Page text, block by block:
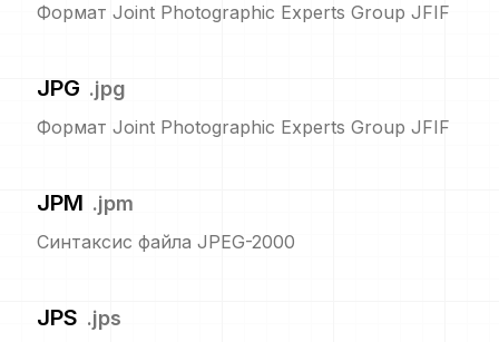
Формат Joint Photographic Experts Group JFIF
JPG .jpg
Формат Joint Photographic Experts Group JFIF
JPM .jpm
Синтаксис файла JPEG-2000
JPS .jps